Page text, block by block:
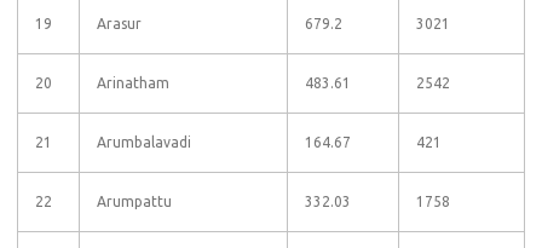
19 Arasur 679.2 3021
20 Arinatham 483.61 2542
21 Arumbalavadi 164.67 421
22 Arumpattu 332.03 1758